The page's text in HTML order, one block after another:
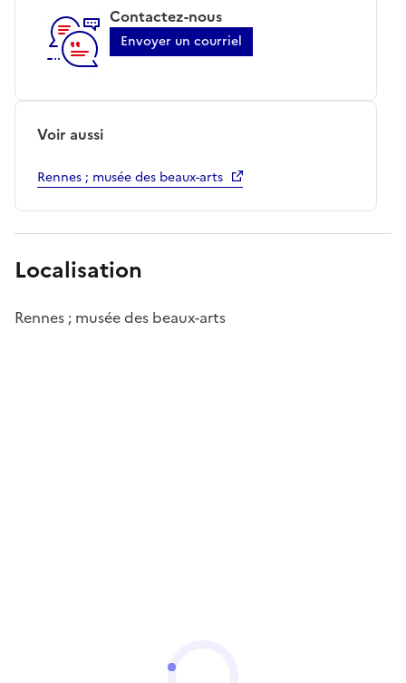
Contactez-nous
Envoyer un courriel
Voir aussi
Rennes ; musée des beaux-arts
Localisation
Rennes ; musée des beaux-arts